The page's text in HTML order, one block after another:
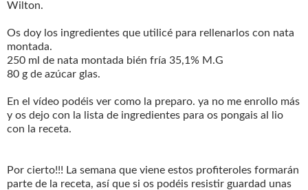
Wilton.
Os doy los ingredientes que utilicé para rellenarlos con nata
montada.
250 ml de nata montada bién fría 35,1% M.G
80 g de azúcar glas.
En el vídeo podéis ver como la preparo. ya no me enrollo más
y os dejo con la lista de ingredientes para os pongais al lio
con la receta.
Por cierto!!! La semana que viene estos profiteroles formarán
parte de la receta, así que si os podéis resistir guardad unas